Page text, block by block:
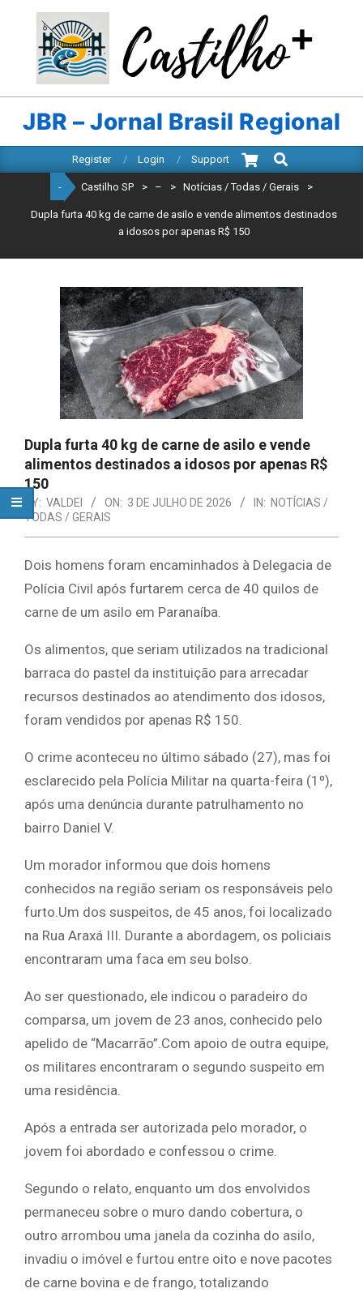
content
CASTILHO
SP
JBR – Jornal Brasil Regional
Navigation
Register Login Support
Search
- Castilho SP > – > Notícias / Todas / Gerais >
Dupla furta 40 kg de carne de asilo e vende alimentos destinados
a idosos por apenas R$ 150
Dupla furta 40 kg de carne de asilo e vende
alimentos destinados a idosos por apenas R$
150
BY: VALDEI ON: 3 DE JULHO DE 2026 IN: NOTÍCIAS /
TODAS / GERAIS
Dois homens foram encaminhados à Delegacia de
Polícia Civil após furtarem cerca de 40 quilos de
carne de um asilo em Paranaíba.
Os alimentos, que seriam utilizados na tradicional
barraca do pastel da instituição para arrecadar
recursos destinados ao atendimento dos idosos,
foram vendidos por apenas R$ 150.
O crime aconteceu no último sábado (27), mas foi
esclarecido pela Polícia Militar na quarta-feira (1º),
após uma denúncia durante patrulhamento no
bairro Daniel V.
Um morador informou que dois homens
conhecidos na região seriam os responsáveis pelo
furto.Um dos suspeitos, de 45 anos, foi localizado
na Rua Araxá III. Durante a abordagem, os policiais
encontraram uma faca em seu bolso.
Ao ser questionado, ele indicou o paradeiro do
comparsa, um jovem de 23 anos, conhecido pelo
apelido de “Macarrão”.Com apoio de outra equipe,
os militares encontraram o segundo suspeito em
uma residência.
Após a entrada ser autorizada pelo morador, o
jovem foi abordado e confessou o crime.
Segundo o relato, enquanto um dos envolvidos
permaneceu sobre o muro dando cobertura, o
outro arrombou uma janela da cozinha do asilo,
invadiu o imóvel e furtou entre oito e nove pacotes
de carne bovina e de frango, totalizando